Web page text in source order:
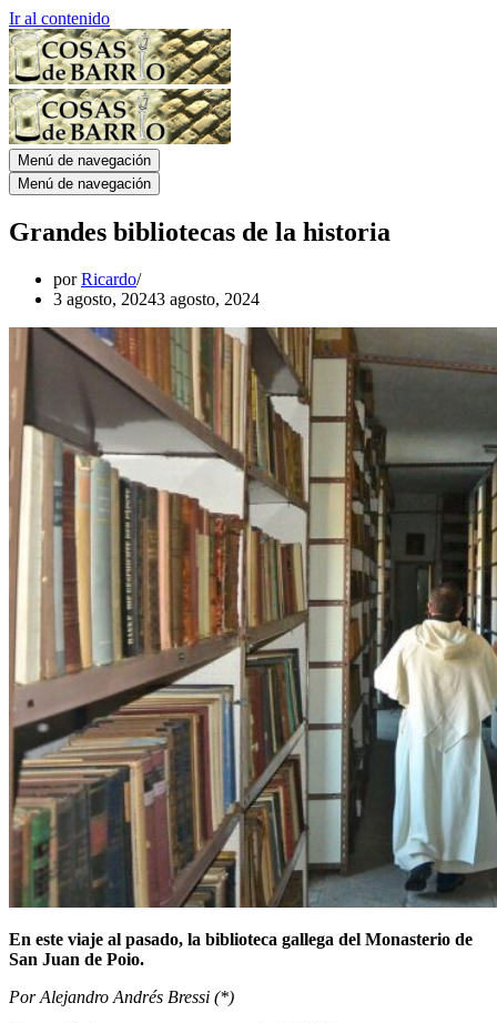
Ir al contenido
Menú de navegación
Menú de navegación
Grandes bibliotecas de la historia
porRicardo
3 agosto, 20243 agosto, 2024
En este viaje al pasado, la biblioteca gallega del Monasterio de
San Juan de Poio.
Por Alejandro Andrés Bressi (*)